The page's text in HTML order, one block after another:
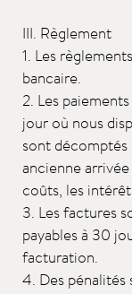
III. Règlement
1. Les
bancaire.
2. Les
jour où nous
sont
ancienne
coûts, les
3. Les factures
payables à 30
facturation.
4. Des pénalités